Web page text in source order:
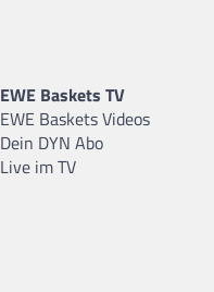
EWE Baskets TV
EWE Baskets Videos
Dein DYN Abo
Live im TV